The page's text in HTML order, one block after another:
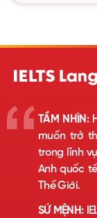
TẦM NHÌN:
muốn trở
trong lĩnh
Anh quốc
Thế Giới.
SỨ MỆNH: